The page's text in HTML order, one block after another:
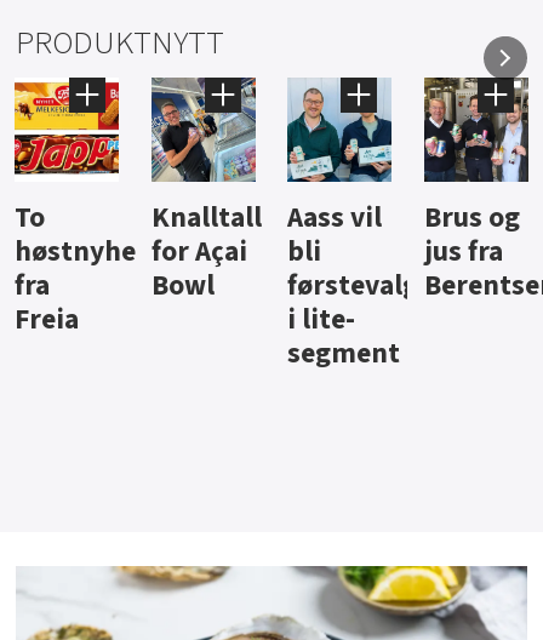
PRODUKTNYTT
Knalltall
for Açai
Bowl
Aass vil
bli
førstevalg
Brus og
jus fra
Berentsen
Hard
iste fra
Hansa